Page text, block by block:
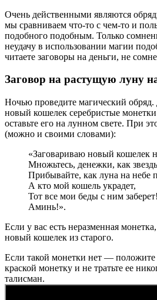
Очень действенными являются
мы сравниваем что-то с чем-то и
подобного подобным. Только
неудачу в использовании магии
читаете заговоры на деньги, не
Заговор на растущую луну
Ночью проведите магический обряд.
новый кошелек серебристые
оставьте его на лунном свете. При
(можно и своими словами):
«Заговариваю новый кошелек
Множьтесь, денежки, как
Прибывайте, как луна на небе
А кто мой кошель украдет,
Тот все мои беды с ним заберет!
Аминь!».
Если у вас есть неразменная
новый кошелек из старого.
Если такой монетки нет —
краской монетку и не тратьте ее
талисман.